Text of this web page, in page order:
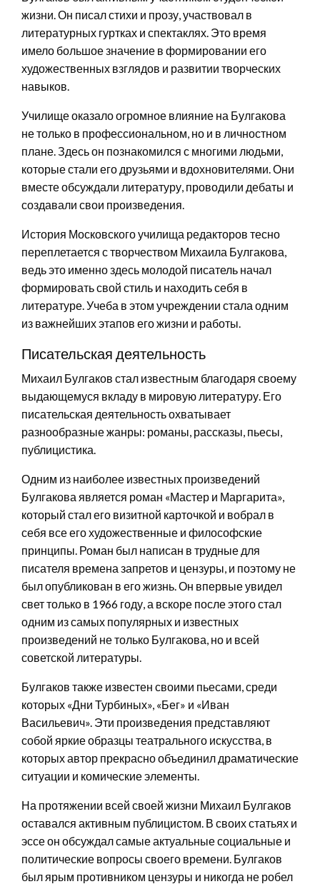
жизни. Он писал стихи и прозу, участвовал в
литературных гуртках и спектаклях. Это время
имело большое значение в формировании его
художественных взглядов и развитии творческих
навыков.
Училище оказало огромное влияние на Булгакова
не только в профессиональном, но и в личностном
плане. Здесь он познакомился с многими людьми,
которые стали его друзьями и вдохновителями. Они
вместе обсуждали литературу, проводили дебаты и
создавали свои произведения.
История Московского училища редакторов тесно
переплетается с творчеством Михаила Булгакова,
ведь это именно здесь молодой писатель начал
формировать свой стиль и находить себя в
литературе. Учеба в этом учреждении стала одним
из важнейших этапов его жизни и работы.
Писательская деятельность
Михаил Булгаков стал известным благодаря своему
выдающемуся вкладу в мировую литературу. Его
писательская деятельность охватывает
разнообразные жанры: романы, рассказы, пьесы,
публицистика.
Одним из наиболее известных произведений
Булгакова является роман «Мастер и Маргарита»,
который стал его визитной карточкой и вобрал в
себя все его художественные и философские
принципы. Роман был написан в трудные для
писателя времена запретов и цензуры, и поэтому не
был опубликован в его жизнь. Он впервые увидел
свет только в 1966 году, а вскоре после этого стал
одним из самых популярных и известных
произведений не только Булгакова, но и всей
советской литературы.
Булгаков также известен своими пьесами, среди
которых «Дни Турбиных», «Бег» и «Иван
Васильевич». Эти произведения представляют
собой яркие образцы театрального искусства, в
которых автор прекрасно объединил драматические
ситуации и комические элементы.
На протяжении всей своей жизни Михаил Булгаков
оставался активным публицистом. В своих статьях и
эссе он обсуждал самые актуальные социальные и
политические вопросы своего времени. Булгаков
был ярым противником цензуры и никогда не робел